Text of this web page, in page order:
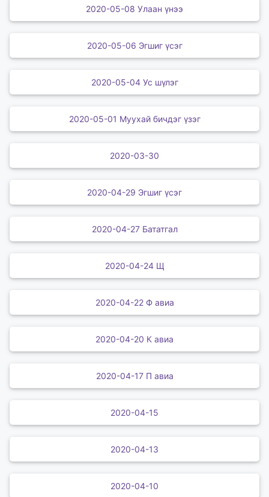
2020-05-08 Улаан үнээ
2020-05-06 Эгшиг үсэг
2020-05-04 Ус шүлэг
2020-05-01 Муухай бичдэг үзэг
2020-03-30
2020-04-29 Эгшиг үсэг
2020-04-27 Бататгал
2020-04-24 Щ
2020-04-22 Ф авиа
2020-04-20 К авиа
2020-04-17 П авиа
2020-04-15
2020-04-13
2020-04-10